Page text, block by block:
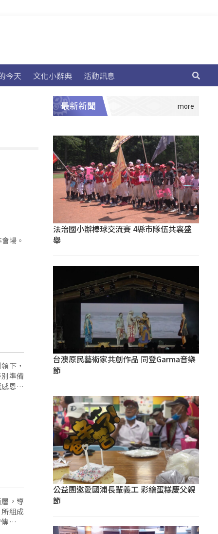
今天 文化小辭典 活動訊息
場。
下，
準備
恩氣
，導
組成
統文
最新新聞
法治國小辦棒球交流賽 4縣市隊伍共襄盛
舉
台澳原民藝術家共創作品 同登Garma音樂
節
公益團邀愛國浦長輩義工 彩繪蛋糕慶父親
節